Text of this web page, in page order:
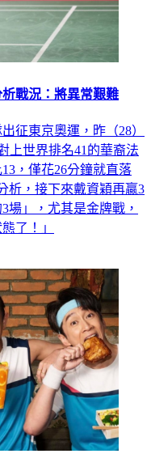
戰況：將異常艱難
征東京奧運，昨（28）
上世界排名41的華裔法
，僅花26分鐘就直落
析，接下來戴資穎再贏3
場」，尤其是金牌戰，
了！」